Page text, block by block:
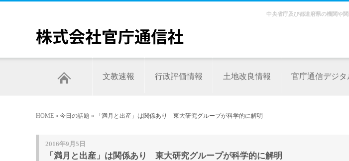
中央省庁及び都道府県の機関や
文教速報 行政評価情報 土地改良情報 官庁通信デジタ
HOME » 今日の話題 » 「満月と出産」は関係あり 東大研究グループが科学的に解明
2016年9月5日
「満月と出産」は関係あり 東大研究グループが科学的に解明